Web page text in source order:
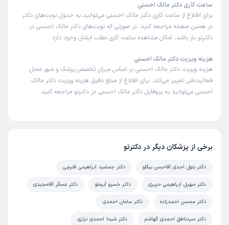
ساعت کاری دکتر مالک احسنی
برای اطلاع از ساعت کاری دکتر مالک احسنی می‌توانید به جدول نوبت‌های دکتر
در همین صفحه مراجعه کنید. در صورتی که نوبت‌های دکتر مالک احسنی در
دکترتو باز باشد، امکان مشاهده ساعت کاری مطب ایشان وجود دارد.
هزینه ویزیت دکتر مالک احسنی
هزینه ویزیت دکتر مالک احسنی بر اساس میزان تخصص پزشک و شهر محل
فعالیت‌اش تغییر می‌کند. برای اطلاع از مبلغ دقیق هزینه ویزیت دکتر مالک
احسنی می‌توانید به پروفایل دکتر مالک احسنی در دکترتو مراجعه کنید.
برخی از پزشکان دیگر در دکترتو
دکتر بتول احدی آقاحسن بیگلو دکتر جمشید ابراهیمی قلیچی
دکتر سهیل ابراهیمی حریری دکتر خسرو آیرملو دکتر عسگر آقامجیدی
دکتر محسن احمدزاده دکتر سامان احمدی
دکتر سیدناطق احمدی آلهاشم دکتر شیما احمدی نیاری